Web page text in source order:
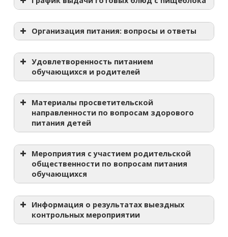
Организация питания: вопросы и ответы
сайтеминистерства образования Самарской
области
Удовлетворенность питанием
обучающихся и родителей
Материалы просветительской
направленности по вопросам здорового
питания детей
Мероприятия с участием родительской
общественности по вопросам питания
обучающихся
Информация о результатах выездных
контрольных мероприятии